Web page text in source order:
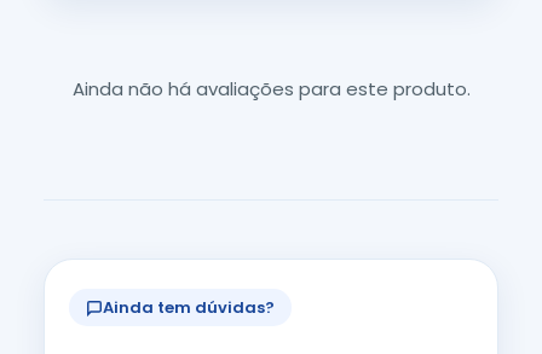
Ainda não há avaliações para este produto.
Ainda tem dúvidas?